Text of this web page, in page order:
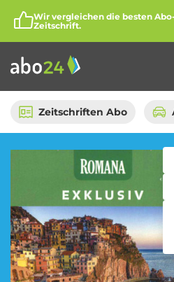
Wir vergleichen die besten
Zeitschrift.
Zeitschriften Abo
Abo-Kategorien
Amazon Spar-Abo